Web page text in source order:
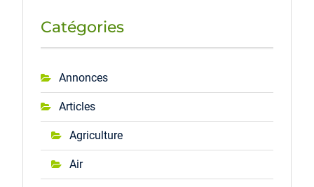
Catégories
Annonces
Articles
Agriculture
Air